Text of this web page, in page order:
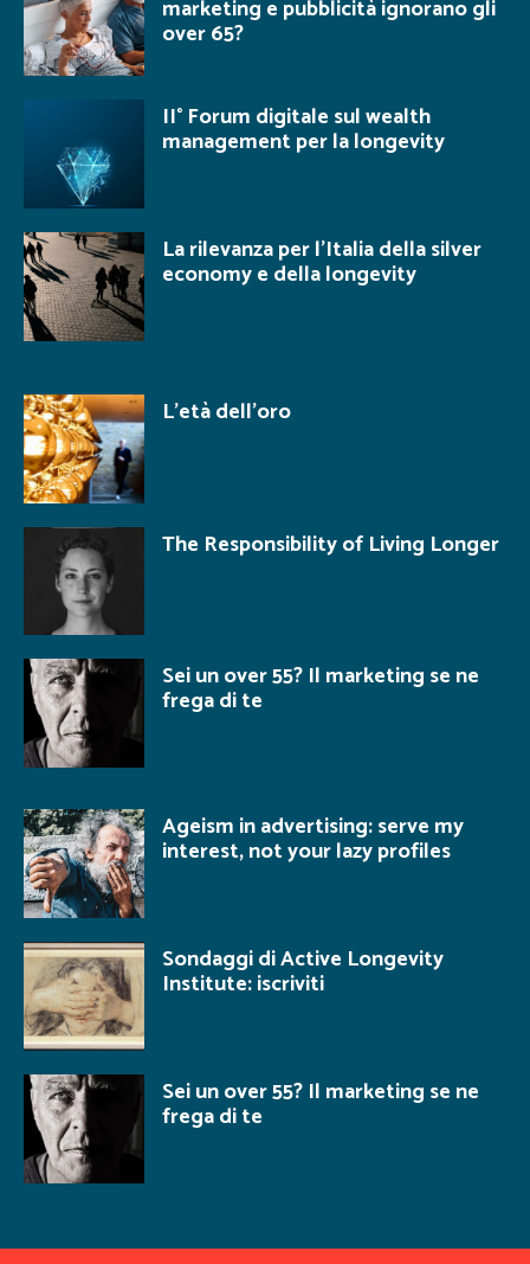
marketing e pubblicità ignorano gli
over 65?
II° Forum digitale sul wealth
management per la longevity
La rilevanza per l’Italia della silver
economy e della longevity
L’età dell’oro
The Responsibility of Living Longer
Sei un over 55? Il marketing se ne
frega di te
Ageism in advertising: serve my
interest, not your lazy profiles
Sondaggi di Active Longevity
Institute: iscriviti
Sei un over 55? Il marketing se ne
frega di te